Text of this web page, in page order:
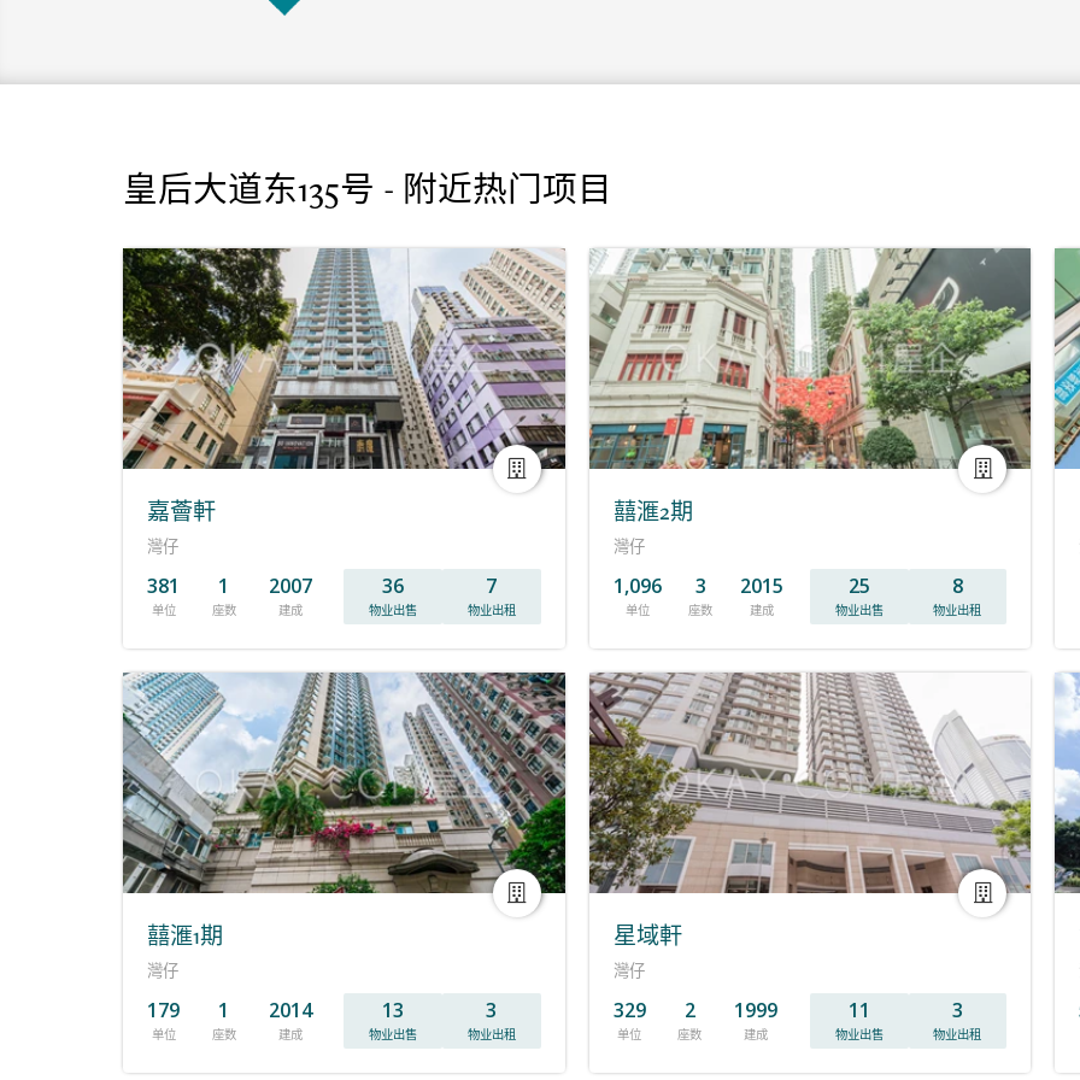
皇后大道东135号 - 附近热门项目
嘉薈軒
灣仔
381
单位
1
座数
2007
建成
36
物业出售
7
物业出租
囍滙2期
灣仔
1,096
单位
3
座数
2015
建成
25
物业出售
8
物业出租
囍滙1期
灣仔
179
单位
1
座数
2014
建成
13
物业出售
3
物业出租
星域軒
灣仔
329
单位
2
座数
1999
建成
11
物业出售
3
物业出租